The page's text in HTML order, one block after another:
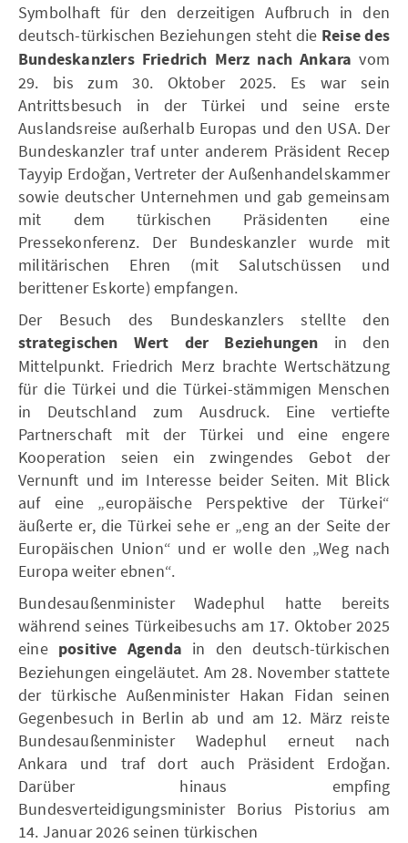
Symbolhaft für den derzeitigen Aufbruch in den
deutsch-türkischen Beziehungen steht die Reise des
Bundeskanzlers Friedrich Merz nach Ankara vom
29. bis zum 30. Oktober 2025. Es war sein
Antrittsbesuch in der Türkei und seine erste
Auslandsreise außerhalb Europas und den USA. Der
Bundeskanzler traf unter anderem Präsident Recep
Tayyip Erdoğan, Vertreter der Außenhandelskammer
sowie deutscher Unternehmen und gab gemeinsam
mit dem türkischen Präsidenten eine
Pressekonferenz. Der Bundeskanzler wurde mit
militärischen Ehren (mit Salutschüssen und
berittener Eskorte) empfangen.
Der Besuch des Bundeskanzlers stellte den
strategischen Wert der Beziehungen in den
Mittelpunkt. Friedrich Merz brachte Wertschätzung
für die Türkei und die Türkei-stämmigen Menschen
in Deutschland zum Ausdruck. Eine vertiefte
Partnerschaft mit der Türkei und eine engere
Kooperation seien ein zwingendes Gebot der
Vernunft und im Interesse beider Seiten. Mit Blick
auf eine „europäische Perspektive der Türkei“
äußerte er, die Türkei sehe er „eng an der Seite der
Europäischen Union“ und er wolle den „Weg nach
Europa weiter ebnen“.
Bundesaußenminister Wadephul hatte bereits
während seines Türkeibesuchs am 17. Oktober 2025
eine positive Agenda in den deutsch-türkischen
Beziehungen eingeläutet. Am 28. November stattete
der türkische Außenminister Hakan Fidan seinen
Gegenbesuch in Berlin ab und am 12. März reiste
Bundesaußenminister Wadephul erneut nach
Ankara und traf dort auch Präsident Erdoğan.
Darüber hinaus empfing
Bundesverteidigungsminister Borius Pistorius am
14. Januar 2026 seinen türkischen